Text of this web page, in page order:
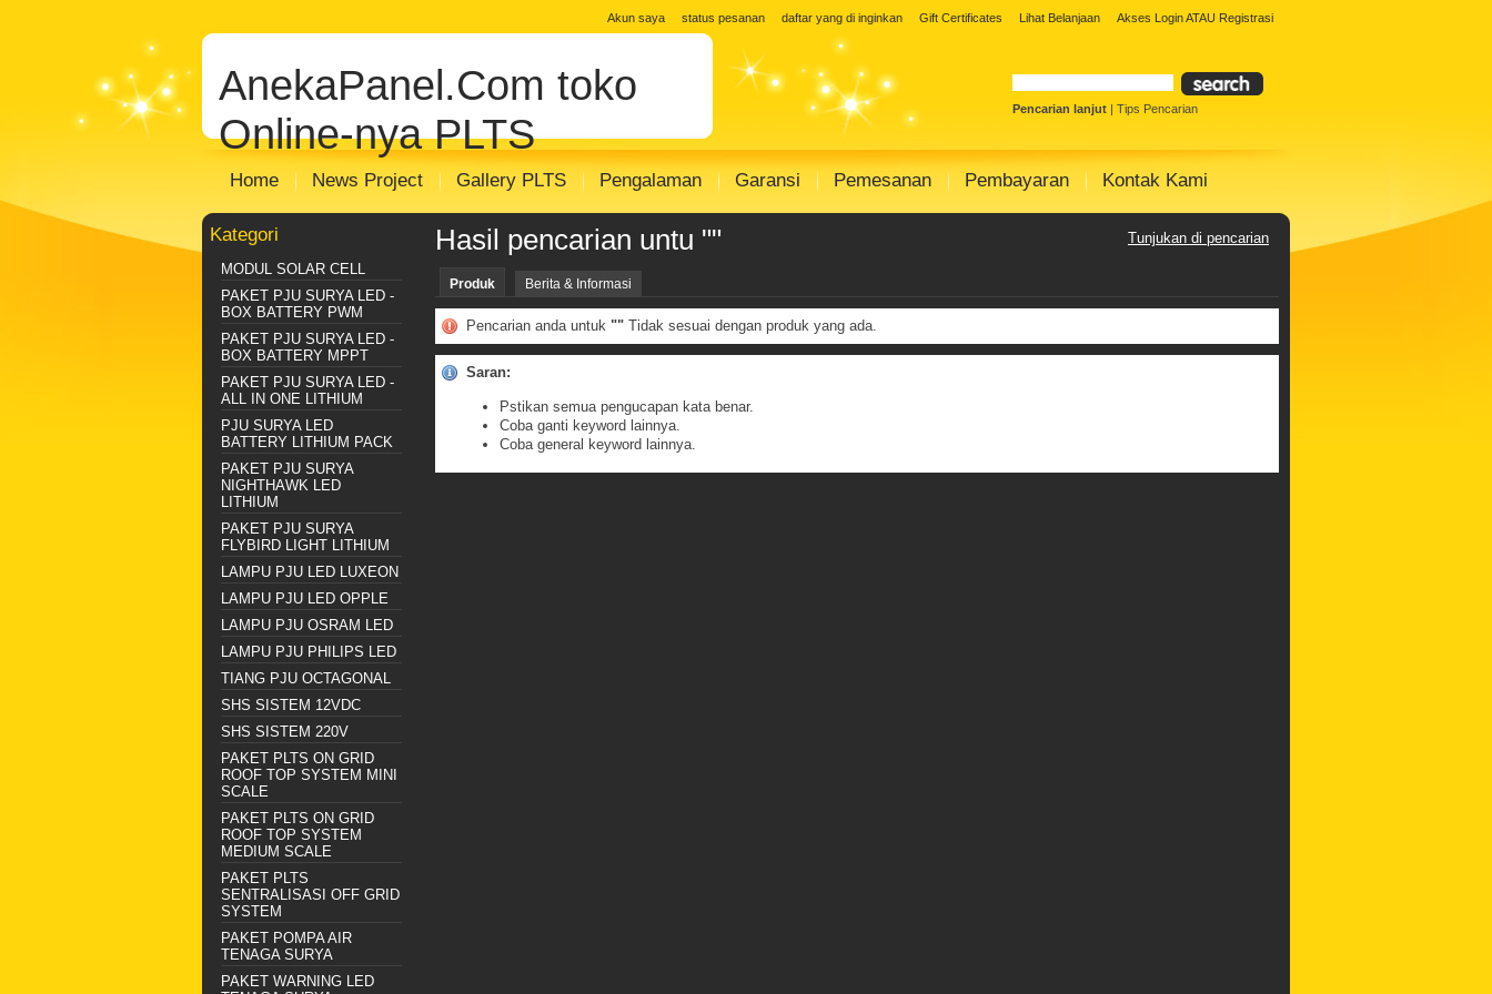
Toko Solar Cell jual solar panel Distributor Solar Panel Toko Solar Panel
jual panel surya toko panel surya Distributor PJU Surya
Distributor Plts Sentralisasi Distributor SHS SISTEM modul solar panel modul solar cell
Akun saya status pesanan daftar yang di inginkan Gift Certificates Lihat Belanjaan Akses LoginATAU Registrasi
AnekaPanel.Com toko
Online-nya PLTS
Pencarian lanjut | Tips Pencarian
Home News Project Gallery PLTS Pengalaman Garansi Pemesanan Pembayaran Kontak Kami
Kategori
MODUL SOLAR CELL
PAKET PJU SURYA LED -
BOX BATTERY PWM
PAKET PJU SURYA LED -
BOX BATTERY MPPT
PAKET PJU SURYA LED -
ALL IN ONE LITHIUM
PJU SURYA LED
BATTERY LITHIUM PACK
PAKET PJU SURYA
NIGHTHAWK LED
LITHIUM
PAKET PJU SURYA
FLYBIRD LIGHT LITHIUM
LAMPU PJU LED LUXEON
LAMPU PJU LED OPPLE
LAMPU PJU OSRAM LED
LAMPU PJU PHILIPS LED
TIANG PJU OCTAGONAL
SHS SISTEM 12VDC
SHS SISTEM 220V
PAKET PLTS ON GRID
ROOF TOP SYSTEM MINI
SCALE
PAKET PLTS ON GRID
ROOF TOP SYSTEM
MEDIUM SCALE
PAKET PLTS
SENTRALISASI OFF GRID
SYSTEM
PAKET POMPA AIR
TENAGA SURYA
PAKET WARNING LED
Tunjukan di pencarian
Hasil pencarian untu ""
Produk Berita & Informasi
Pencarian anda untuk "" Tidak sesuai dengan produk yang ada.
Saran:
Pstikan semua pengucapan kata benar.
Coba ganti keyword lainnya.
Coba general keyword lainnya.